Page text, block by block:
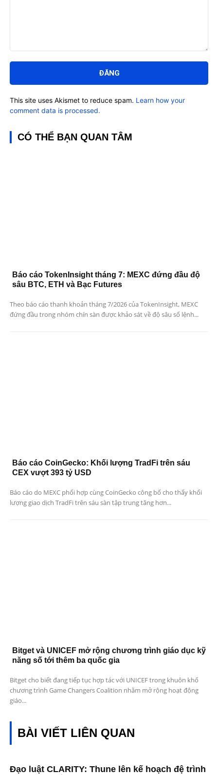
luận:
This site uses Akismet to reduce spam. Learn how your
comment data is processed.
CÓ THỂ BẠN QUAN TÂM
Báo cáo TokenInsight tháng 7: MEXC đứng đầu độ
sâu BTC, ETH và Bạc Futures
Theo báo cáo thanh khoản tháng 7/2026 của TokenInsight, MEXC
đứng đầu trong nhóm chín sàn được khảo sát về độ sâu sổ lệnh...
Báo cáo CoinGecko: Khối lượng TradFi trên sáu
CEX vượt 393 tỷ USD
Báo cáo do MEXC phối hợp cùng CoinGecko công bố cho thấy khối
lượng giao dịch TradFi trên sáu sàn tập trung tăng hơn...
Bitget và UNICEF mở rộng chương trình giáo dục kỹ
năng số tới thêm ba quốc gia
Bitget cho biết đang tiếp tục hợp tác với UNICEF trong khuôn khổ
chương trình Game Changers Coalition nhằm mở rộng hoạt động
giáo...
BÀI VIẾT LIÊN QUAN
Đạo luật CLARITY: Thune lên kế hoạch đệ trình